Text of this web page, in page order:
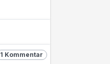
1 Kommentar